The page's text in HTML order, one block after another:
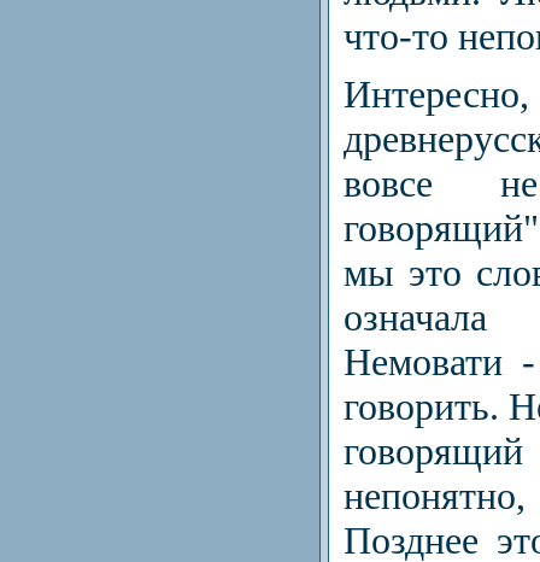
что-то
вовсе
мы это
Немовати -
говорить.
Позднее